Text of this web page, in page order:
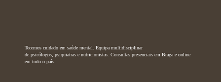
Tecemos cuidado em saúde mental. Equipa multidisciplinar
de psicólogos, psiquiatras e nutricionistas. Consultas presenciais em Braga e online
em todo o país.